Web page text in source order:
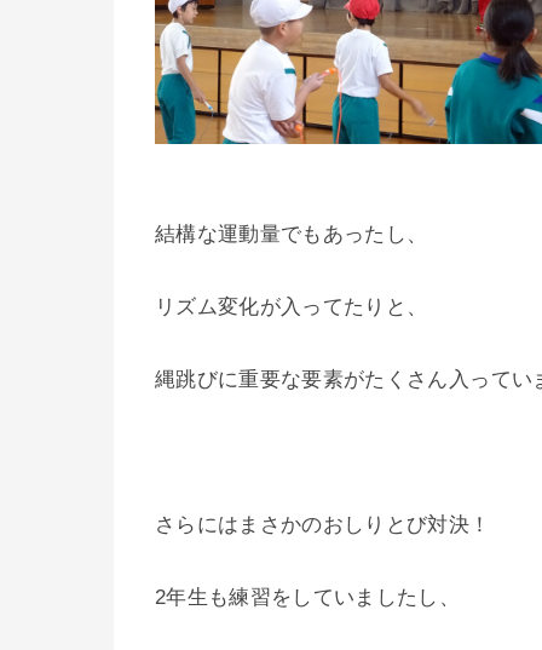
結構な運動量でもあったし、
リズム変化が入ってたりと、
縄跳びに重要な要素がたくさん入ってい
さらにはまさかのおしりとび対決！
2年生も練習をしていましたし、